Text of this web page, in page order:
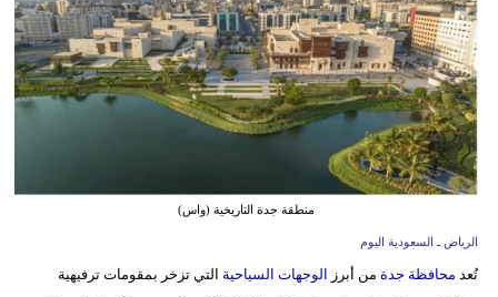
ديكور
أخبار
منطقة جدة التاريخية (واس)
الرياض ـ السعودية اليوم
تُعد محافظة جدة من أبرز الوجهات السياحية التي تزخر بمقومات ترفيهية